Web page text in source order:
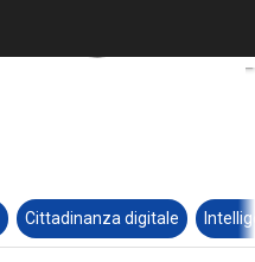
Cittadinanza digitale